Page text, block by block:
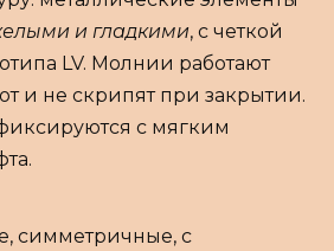
и гладкими, с четкой
LV. Молнии работают
и не скрипят при закрытии.
с мягким
симметричные, с